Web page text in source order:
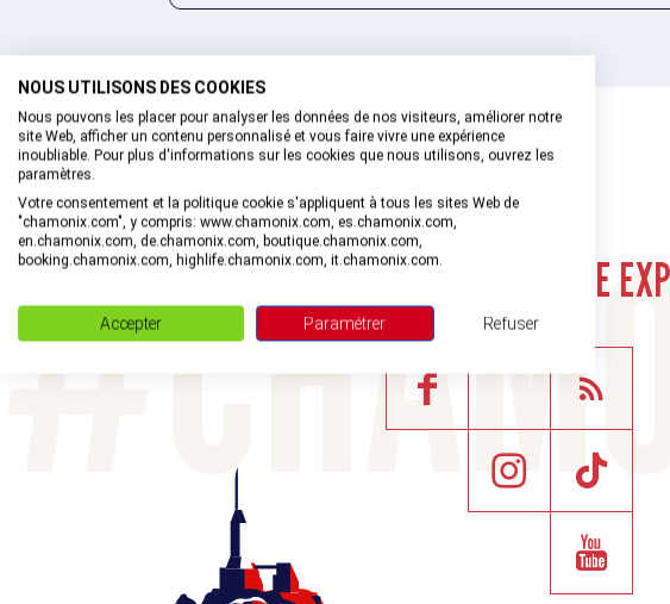
Rejoignez la communauté
PARTAGEZ VOTRE
NOUS UTILISONS DES COOKIES
Nous pouvons les placer pour analyser les données de nos visiteurs, améliorer notre
site Web, afficher un contenu personnalisé et vous faire vivre une expérience
inoubliable. Pour plus d'informations sur les cookies que nous utilisons, ouvrez les
paramètres.
Votre consentement et la politique cookie s'appliquent à tous les sites Web de
"chamonix.com", y compris: www.chamonix.com, es.chamonix.com,
en.chamonix.com, de.chamonix.com, boutique.chamonix.com,
booking.chamonix.com, highlife.chamonix.com, it.chamonix.com.
Accepter Paramétrer Refuser